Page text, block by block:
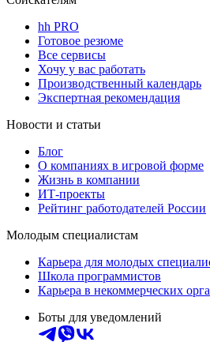
hh PRO
Готовое резюме
Все сервисы
Хочу у вас работать
Производственный календарь
Экспертная рекомендация
Новости и статьи
Блог
О компаниях в игровой форме
Жизнь в компании
ИТ-проекты
Рейтинг работодателей России
Молодым специалистам
Карьера для молодых
Школа программистов
Карьера в некоммерческих
Боты для уведомлений